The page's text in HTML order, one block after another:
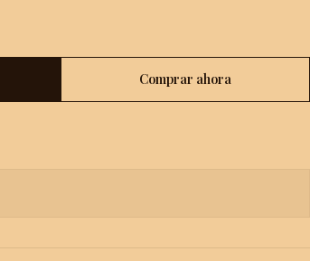
Comprar ahora